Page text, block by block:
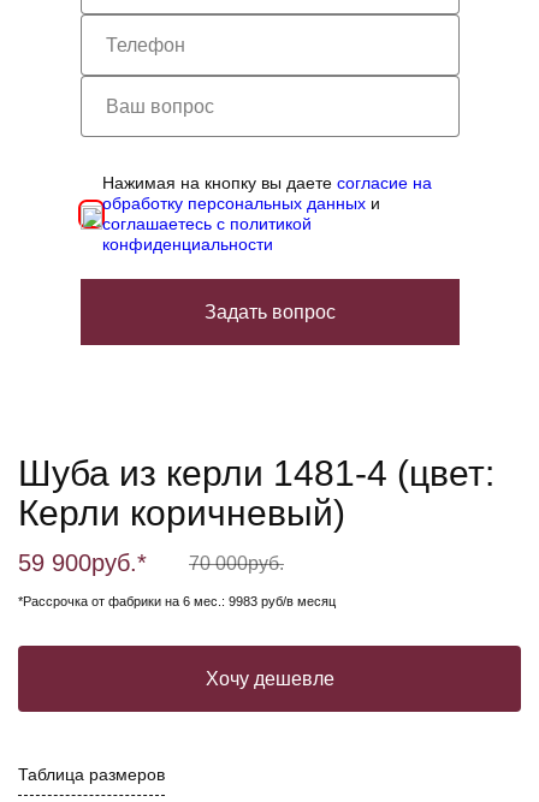
Нажимая на кнопку вы даетесогласие на
обработку персональных данных и
соглашаетесь с политикой
конфиденциальности
Задать вопрос
Шуба из керли 1481-4 (цвет:
Керли коричневый)
59 900руб.* 70 000руб.
*Рассрочка от фабрики на 6 мес.: 9983 руб/в месяц
Хочу дешевле
Таблица размеров